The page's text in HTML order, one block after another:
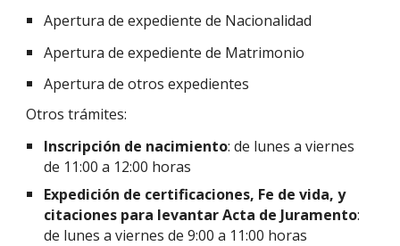
Apertura de expediente de Nacionalidad
Apertura de expediente de Matrimonio
Apertura de otros expedientes
Otros trámites:
Inscripción de nacimiento: de lunes a viernes
de 11:00 a 12:00 horas
Expedición de certificaciones, Fe de vida, y
citaciones para levantar Acta de Juramento:
de lunes a viernes de 9:00 a 11:00 horas